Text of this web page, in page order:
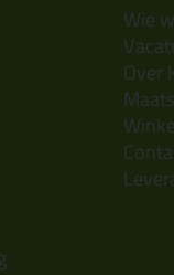
Wie
Over